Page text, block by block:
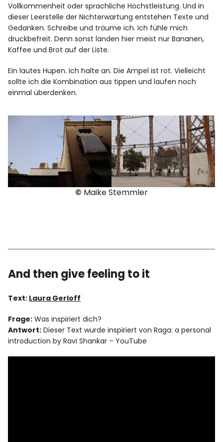
Vollkommenheit oder sprachliche Höchstleistung. Und in
dieser Leerstelle der Nichterwartung entstehen Texte und
Gedanken. Schreibe und träume ich. Ich fühle mich
druckbefreit. Denn sonst landen hier meist nur Bananen,
Kaffee und Brot auf der Liste.
Ein lautes Hupen. Ich halte an. Die Ampel ist rot. Vielleicht
sollte ich die Kombination aus tippen und laufen noch
einmal überdenken.
© Maike Stemmler
And then give feeling to it
Text: Laura Gerloff
Frage: Was inspiriert dich?
Antwort: Dieser Text wurde inspiriert von Raga: a personal
introduction by Ravi Shankar – YouTube